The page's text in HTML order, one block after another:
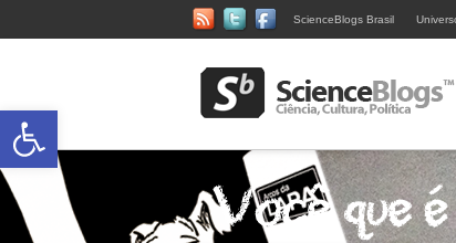
ScienceBlogs Brasil
Abrir a barra de ferramentas